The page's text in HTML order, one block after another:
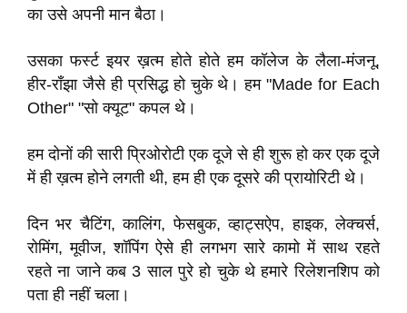
का उसे अपनी मान बैठा।
उसका फर्स्ट इयर ख़त्म होते होते हम कॉलेज के लैला-मंजनू,
हीर-राँझा जैसे ही प्रसिद्ध हो चुके थे। हम "Made for Each
Other" "सो क्यूट" कपल थे।
हम दोनों की सारी प्रिओरोटी एक दूजे से ही शुरू हो कर एक दूजे
में ही ख़त्म होने लगती थी, हम ही एक दूसरे की प्रायोरिटी थे।
दिन भर चैटिंग, कालिंग, फेसबुक, व्हाट्सऐप, हाइक, लेक्चर्स,
रोमिंग, मूवीज, शॉपिंग ऐसे ही लगभग सारे कामो में साथ रहते
रहते ना जाने कब 3 साल पुरे हो चुके थे हमारे रिलेशनशिप को
पता ही नहीं चला।